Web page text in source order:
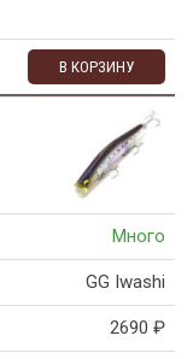
В КОРЗИНУ
Много
GG Iwashi
2690 ₽